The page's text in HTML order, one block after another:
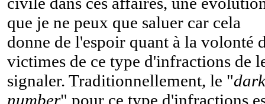
que je ne peux que saluer car cela
donne de l'espoir quant à la volonté
victimes de ce type d'infractions de
signaler. Traditionnellement, le "dark
number" pour ce type d'infractions